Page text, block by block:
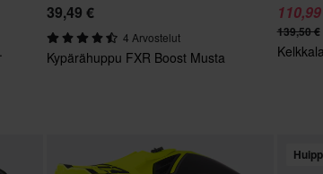
39,49 €
4 Arvostelut
Kypärähuppu FXR Boost Musta
139,50 €